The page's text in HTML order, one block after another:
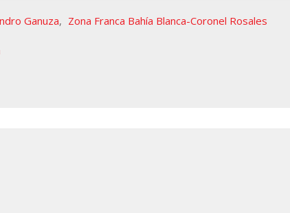
Ganuza, Zona Franca Bahía Blanca-Coronel Rosales